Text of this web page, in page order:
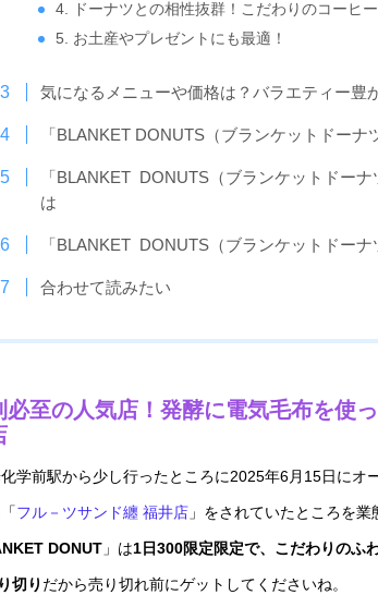
4. ドーナツとの相性抜群！こだわりのコーヒー
5. お土産やプレゼントにも最適！
気になるメニューや価格は？バラエティー豊
「BLANKET DONUTS（ブランケットドーナ
「BLANKET DONUTS（ブランケットドー
は
「BLANKET DONUTS（ブランケットドー
合わせて読みたい
必至の人気店！発酵に電気毛布を使
学前駅から少し行ったところに2025年6月15日にオ
フル－ツサンド纏 福井店 」をされていたところを
DONUT 」は1日300限定限定で、こだわりのふ
切り だから売り切れ前にゲットしてくださいね。